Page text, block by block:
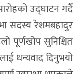
उद्घाटन गर्दै
सदस्य रेशमबहादुर
पूर्णखोप सुनिश्चित
धन्यवाद दिनुभयो